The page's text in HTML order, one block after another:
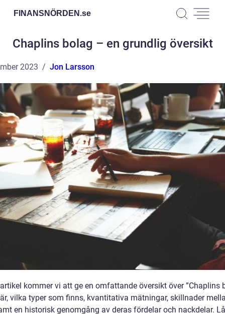
FINANSNÖRDEN.se
Chaplins bolag – en grundlig översikt
2023 Jon Larsson
kommer vi att ge en omfattande översikt över ”Chaplins
vilka typer som finns, kvantitativa mätningar, skillnader
en historisk genomgång av deras fördelar och nackdelar.